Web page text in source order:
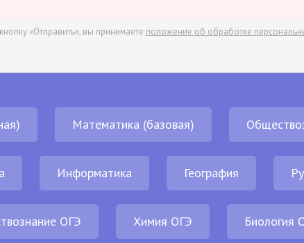
«Отправить», вы принимаете положение об обработке
Математика (базовая)
Информатика География
ОГЭ Химия ОГЭ Биология